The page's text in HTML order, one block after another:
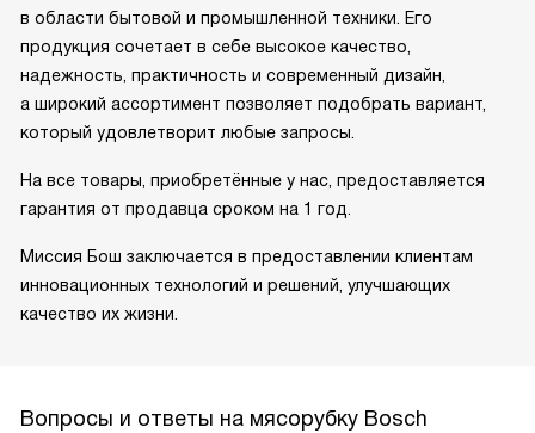
в области бытовой и промышленной техники. Его
продукция сочетает в себе высокое качество,
надежность, практичность и современный дизайн,
а широкий ассортимент позволяет подобрать вариант,
который удовлетворит любые запросы.
На все товары, приобретённые у нас, предоставляется
гарантия от продавца сроком на 1 год.
Миссия Бош заключается в предоставлении клиентам
инновационных технологий и решений, улучшающих
качество их жизни.
Вопросы и ответы на мясорубку Bosch